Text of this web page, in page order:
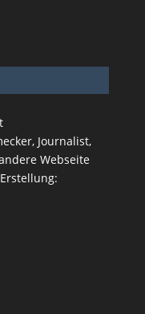
Journalist,
Webseite